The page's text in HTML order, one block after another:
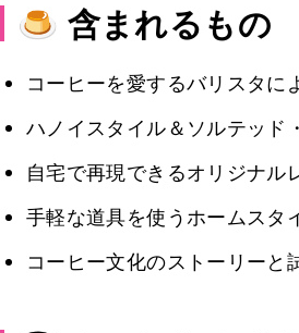
🍮 含まれるもの
コーヒーを愛するバリスタに
ハノイスタイル＆ソルテッド
自宅で再現できるオリジナル
手軽な道具を使うホームスタ
コーヒー文化のストーリーと